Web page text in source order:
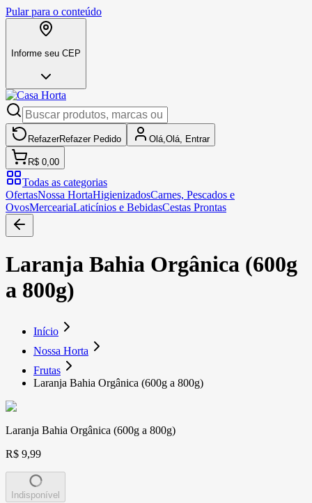
Pular para o conteúdo
Informe seu CEP
RefazerRefazer Pedido Olá, Olá, Entrar
R$ 0,00
Todas as categorias
OfertasNossa HortaHigienizadosCarnes, Pescados e
OvosMerceariaLaticínios e BebidasCestas Prontas
Laranja Bahia Orgânica (600g
a 800g)
Início
Nossa Horta
Frutas
Laranja Bahia Orgânica (600g a 800g)
Laranja Bahia Orgânica (600g a 800g)
R$ 9,99
Indisponível